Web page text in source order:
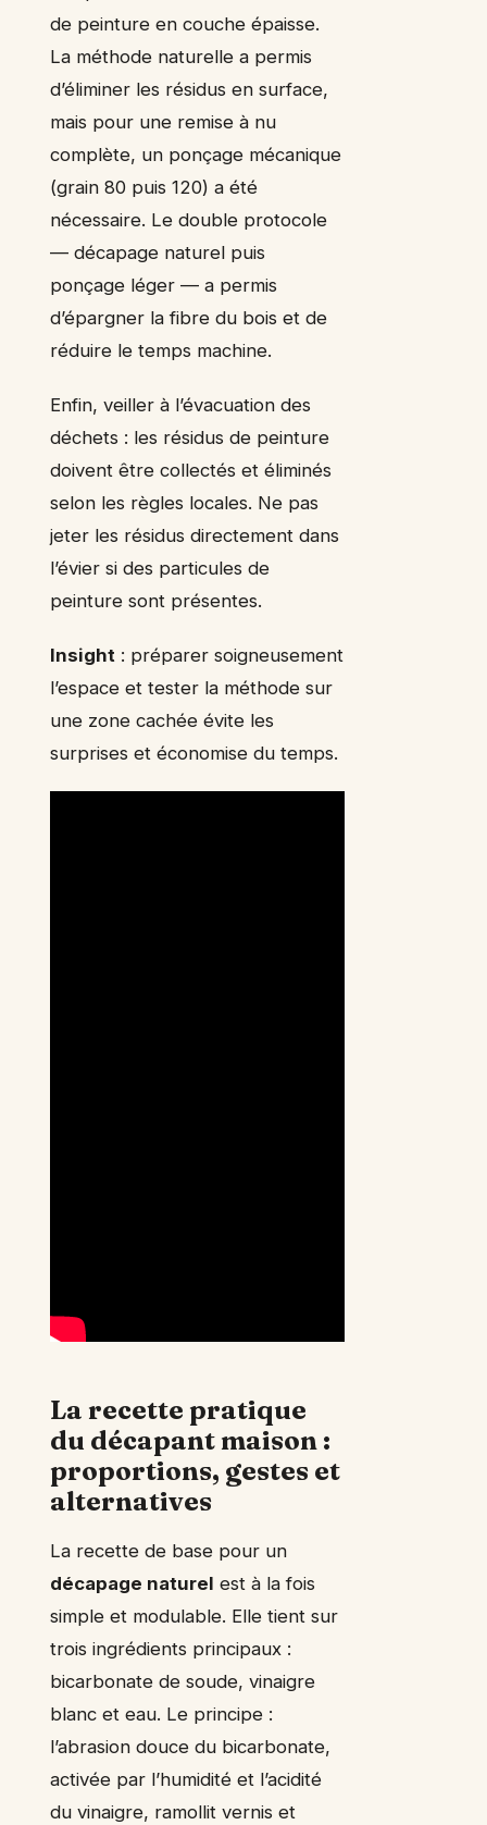
de peinture en couche épaisse.
La méthode naturelle a permis
d’éliminer les résidus en surface,
mais pour une remise à nu
complète, un ponçage mécanique
(grain 80 puis 120) a été
nécessaire. Le double protocole
— décapage naturel puis
ponçage léger — a permis
d’épargner la fibre du bois et de
réduire le temps machine.
Enfin, veiller à l’évacuation des
déchets : les résidus de peinture
doivent être collectés et éliminés
selon les règles locales. Ne pas
jeter les résidus directement dans
l’évier si des particules de
peinture sont présentes.
Insight : préparer soigneusement
l’espace et tester la méthode sur
une zone cachée évite les
surprises et économise du temps.
La recette pratique
du décapant maison :
proportions, gestes et
alternatives
La recette de base pour un
décapage naturel est à la fois
simple et modulable. Elle tient sur
trois ingrédients principaux :
bicarbonate de soude, vinaigre
blanc et eau. Le principe :
l’abrasion douce du bicarbonate,
activée par l’humidité et l’acidité
du vinaigre, ramollit vernis et